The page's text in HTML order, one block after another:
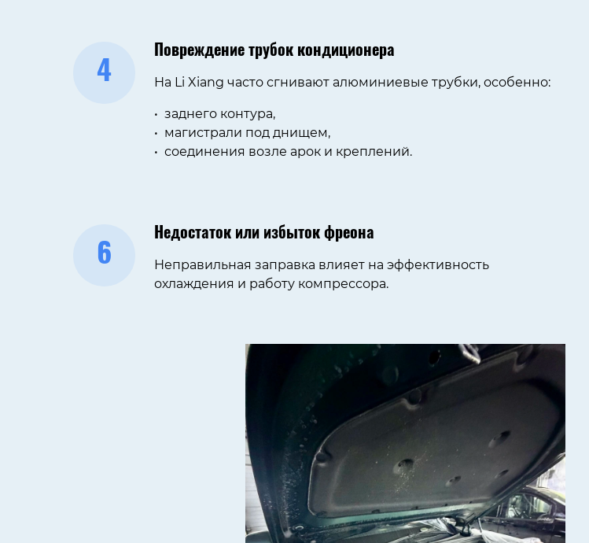
4
Повреждение трубок кондиционера
На Li Xiang часто сгнивают алюминиевые трубки, особенно:
заднего контура,
магистрали под днищем,
соединения возле арок и креплений.
6
Недостаток или избыток фреона
Неправильная заправка влияет на эффективность
охлаждения и работу компрессора.